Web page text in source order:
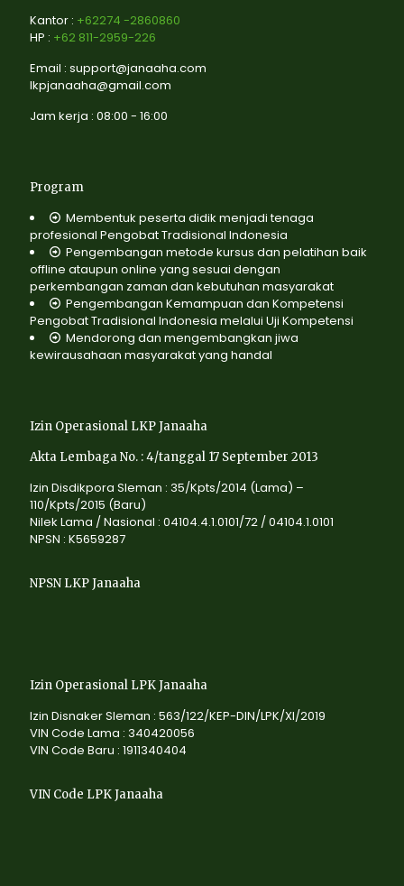
Kantor : +62274 -2860860
HP : +62 811-2959-226
Email : support@janaaha.com
lkpjanaaha@gmail.com
Jam kerja : 08:00 - 16:00
Program
Membentuk peserta didik menjadi tenaga
profesional Pengobat Tradisional Indonesia
Pengembangan metode kursus dan pelatihan baik
offline ataupun online yang sesuai dengan
perkembangan zaman dan kebutuhan masyarakat
Pengembangan Kemampuan dan Kompetensi
Pengobat Tradisional Indonesia melalui Uji Kompetensi
Mendorong dan mengembangkan jiwa
kewirausahaan masyarakat yang handal
Izin Operasional LKP Janaaha
Akta Lembaga No. : 4/tanggal 17 September 2013
Izin Disdikpora Sleman : 35/Kpts/2014 (Lama) –
110/Kpts/2015 (Baru)
Nilek Lama / Nasional : 04104.4.1.0101/72 / 04104.1.0101
NPSN : K5659287
NPSN LKP Janaaha
Izin Operasional LPK Janaaha
Izin Disnaker Sleman : 563/122/KEP-DIN/LPK/XI/2019
VIN Code Lama : 340420056
VIN Code Baru : 1911340404
VIN Code LPK Janaaha